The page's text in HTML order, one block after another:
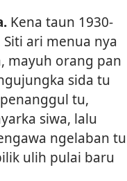
Kena taun 1930-
ari menua nya
mayuh orang pan
sida tu
tu,
siwa, lalu
ngelaban tu
ulih pulai baru